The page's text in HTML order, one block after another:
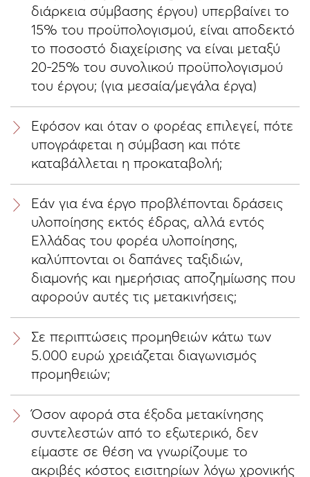
διάρκεια σύμβασης έργου) υπερβαίνει το
15% του προϋπολογισμού, είναι αποδεκτό
το ποσοστό διαχείρισης να είναι μεταξύ
20-25% του συνολικού προϋπολογισμού
του έργου; (για μεσαία/μεγάλα έργα)
Εφόσον και όταν ο φορέας επιλεγεί, πότε
υπογράφεται η σύμβαση και πότε
καταβάλλεται η προκαταβολή;
Εάν για ένα έργο προβλέπονται δράσεις
υλοποίησης εκτός έδρας, αλλά εντός
Ελλάδας του φορέα υλοποίησης,
καλύπτονται οι δαπάνες ταξιδιών,
διαμονής και ημερήσιας αποζημίωσης που
αφορούν αυτές τις μετακινήσεις;
Σε περιπτώσεις προμηθειών κάτω των
5.000 ευρώ χρειάζεται διαγωνισμός
προμηθειών;
Όσον αφορά στα έξοδα μετακίνησης
συντελεστών από το εξωτερικό, δεν
είμαστε σε θέση να γνωρίζουμε το
ακριβές κόστος εισιτηρίων λόγω χρονικής